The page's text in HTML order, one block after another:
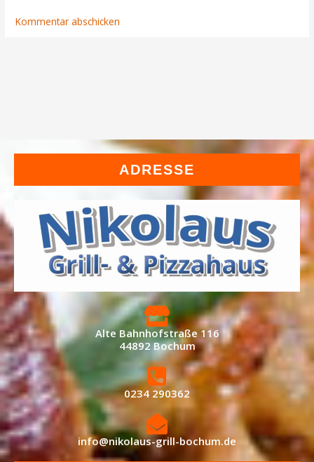
ADRESSE
Alte Bahnhofstraße 116
44892 Bochum
0234 290362
info@nikolaus-grill-bochum.de